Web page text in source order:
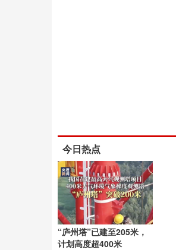
今日热点
“庐州塔”已建至205米，
计划高度超400米